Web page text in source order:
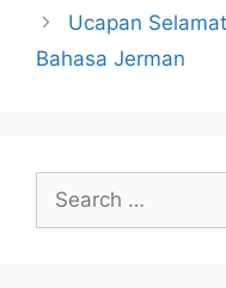
Ucapan
Bahasa Jerman
for: